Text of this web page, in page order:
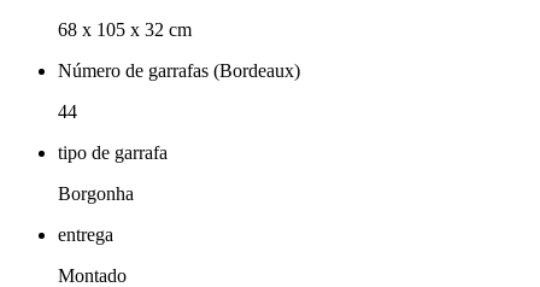
68 x 105 x 32 cm
Número de garrafas (Bordeaux)
44
tipo de garrafa
Borgonha
entrega
Montado